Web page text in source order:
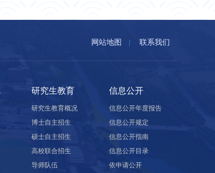
网站地图 | 联系我们
研究生教育
研究生教育概况
博士自主招生
硕士自主招生
高校联合招生
导师队伍
信息公开
信息公开年度报告
信息公开规定
信息公开指南
信息公开目录
依申请公开